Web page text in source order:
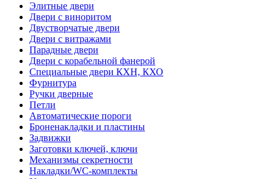
Элитные двери
Двери с виноритом
Двустворчатые двери
Двери с витражами
Парадные двери
Двери с корабельной фанерой
Специальные двери КХН, КХО
Фурнитура
Ручки дверные
Петли
Автоматические пороги
Броненакладки и пластины
Задвижки
Заготовки ключей, ключи
Механизмы секретности
Накладки/WC-комплекты